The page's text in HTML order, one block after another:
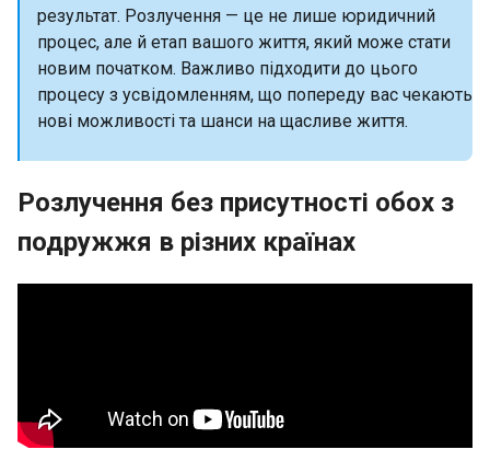
результат. Розлучення — це не лише юридичний
процес, але й етап вашого життя, який може стати
новим початком. Важливо підходити до цього
процесу з усвідомленням, що попереду вас чекають
нові можливості та шанси на щасливе життя.
Розлучення без присутності обох з
подружжя в різних країнах